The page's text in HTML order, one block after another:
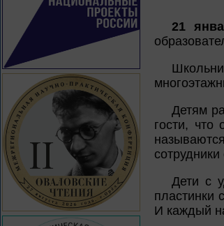
21
Детям
гости,
сотрудники
Дети с
пластинки
И каждый